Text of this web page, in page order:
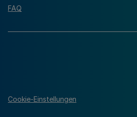
FAQ
Cookie-Einstellungen